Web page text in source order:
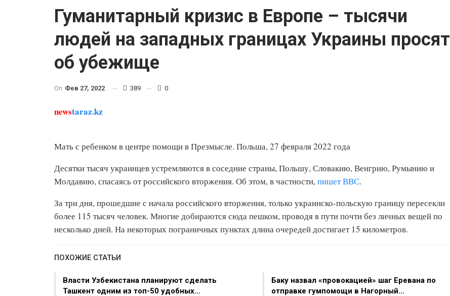
Гуманитарный кризис в Европе – тысячи
людей на западных границах Украины просят
об убежище
On Фев 27, 2022 389 0
newstaraz.kz
Мать с ребенком в центре помощи в Презмысле. Польша, 27 февраля 2022 года
Десятки тысяч украинцев устремляются в соседние страны, Польшу, Словакию, Венгрию, Румынию и
Молдавию, спасаясь от российского вторжения. Об этом, в частности,пишет ВВС.
За три дня, прошедшие с начала российского вторжения, только украинско-польскую границу пересекли
более 115 тысяч человек. Многие добираются сюда пешком, проводя в пути почти без личных вещей по
несколько дней. На некоторых пограничных пунктах длина очередей достигает 15 километров.
ПОХОЖИЕ СТАТЬИ
Власти Узбекистана планируют сделать
Ташкент одним из топ-50 удобных…
Баку назвал «провокацией» шаг Еревана по
отправке гумпомощи в Нагорный…